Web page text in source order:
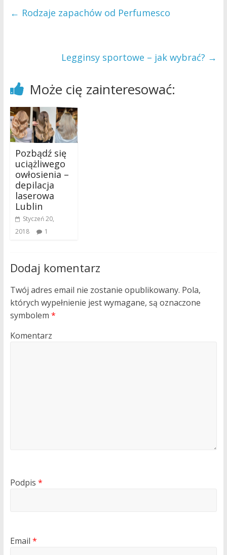
← Rodzaje zapachów od Perfumesco
Legginsy sportowe – jak wybrać? →
Może cię zainteresować:
Pozbądź się
uciążliwego
owłosienia –
depilacja
laserowa
Lublin
Styczeń 20,
2018
1
Dodaj komentarz
Twój adres email nie zostanie opublikowany. Pola,
których wypełnienie jest wymagane, są oznaczone
symbolem *
Komentarz
Podpis *
Email *